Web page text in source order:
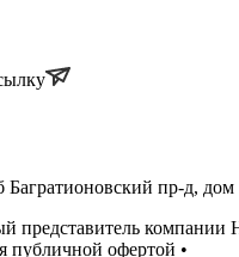
Багратионовский пр-д, дом
представитель компании
публичной офертой •